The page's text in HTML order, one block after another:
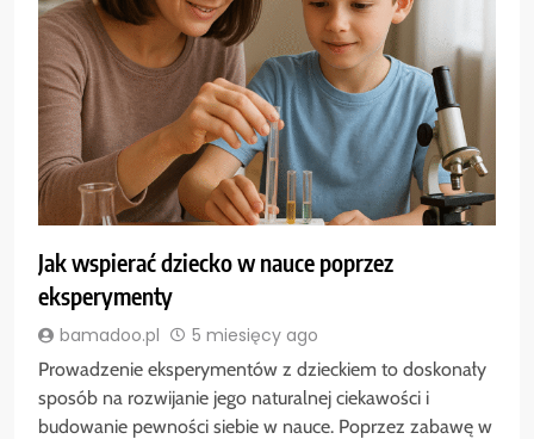
Jak wspierać dziecko w nauce poprzez
eksperymenty
bamadoo.pl 5 miesięcy ago
Prowadzenie eksperymentów z dzieckiem to doskonały
sposób na rozwijanie jego naturalnej ciekawości i
budowanie pewności siebie w nauce. Poprzez zabawę w